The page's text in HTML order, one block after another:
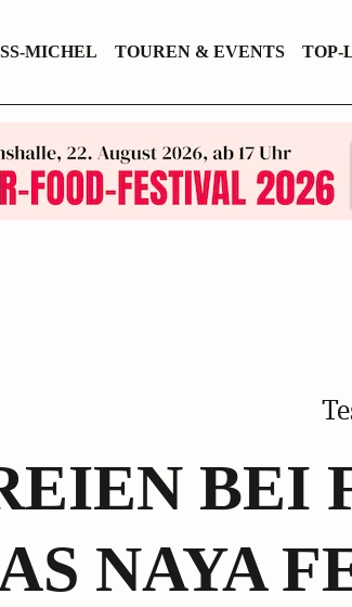
MICHEL TOUREN & EVENTS TOP-
BEI
NAYA